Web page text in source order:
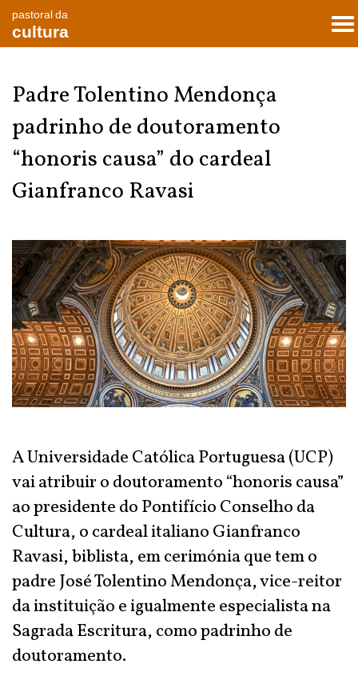
pastoral da
cultura
Padre Tolentino Mendonça
padrinho de doutoramento
“honoris causa” do cardeal
Gianfranco Ravasi
A Universidade Católica Portuguesa (UCP)
vai atribuir o doutoramento “honoris causa”
ao presidente do Pontifício Conselho da
Cultura, o cardeal italiano Gianfranco
Ravasi, biblista, em cerimónia que tem o
padre José Tolentino Mendonça, vice-reitor
da instituição e igualmente especialista na
Sagrada Escritura, como padrinho de
doutoramento.